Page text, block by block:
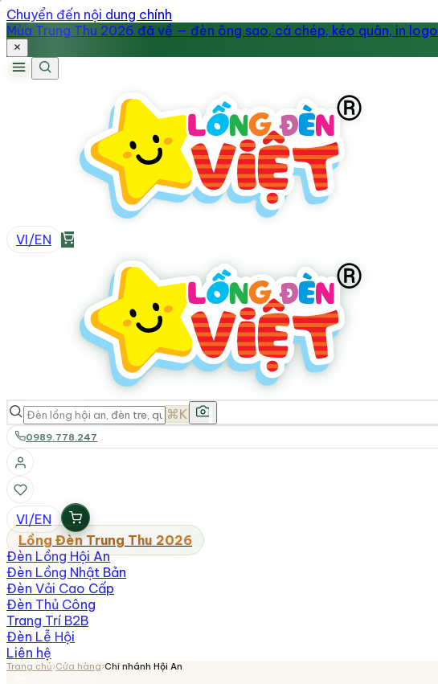
Chuyển đến nội dung chính
Mùa Trung Thu 2026 đã về — đèn ông sao, cá chép, kéo quân, in logo
VI/EN
⌘K
0989.778.247
VI/EN
Lồng Đèn Trung Thu 2026
Đèn Lồng Hội An
Đèn Lồng Nhật Bản
Đèn Vải Cao Cấp
Đèn Thủ Công
Trang Trí B2B
Đèn Lễ Hội
Liên hệ
Trang chủ›Cửa hàng›Chi nhánh Hội An